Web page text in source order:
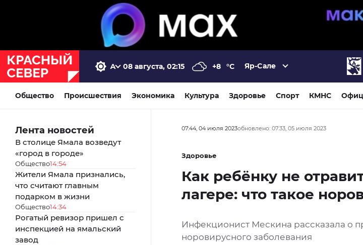
08 августа, 02:15 +8 °C Яр-Сале
Общество Происшествия Экономика Культура Здоровье Спорт КМНС
Лента новостей
В столице Ямала возведут
«город в городе»
Общество14:54
Жители Ямала признались,
что считают главным
подарком в жизни
Общество14:34
Рогатый ревизор пришел с
инспекцией на ямальский
завод
07:44, 04 июля 2023обновлено: 07:33, 05 июля 2023
Здоровье
Как ребёнку не
лагере: что такое
Инфекционист Мескина рассказала о
норовирусного заболевания